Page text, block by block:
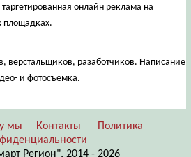
онлайн реклама на
площадках.
верстальщиков, разаботчиков. Написание
и фотосъемка.
мы Контакты
Политика
Регион", 2014 - 2026